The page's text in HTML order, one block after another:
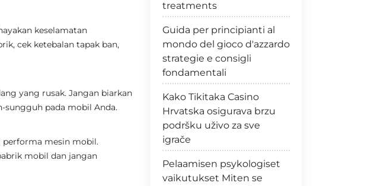
keselamatan
cek ketebalan tapak ban,
yang rusak. Jangan biarkan
sungguh pada mobil Anda.
performa mesin mobil.
mobil dan jangan
treatments
Guida per principianti al
mondo del gioco d'azzardo
strategie e consigli
fondamentali
Kako Tikitaka Casino
Hrvatska osigurava brzu
podršku uživo za sve
igrače
Pelaamisen psykologiset
vaikutukset Miten se